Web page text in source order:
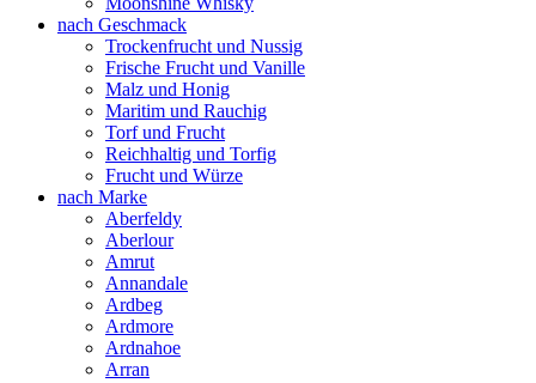
nach Geschmack
Trockenfrucht und Nussig
Frische Frucht und Vanille
Malz und Honig
Maritim und Rauchig
Torf und Frucht
Reichhaltig und Torfig
Frucht und Würze
nach Marke
Aberfeldy
Aberlour
Amrut
Annandale
Ardbeg
Ardmore
Ardnahoe
Arran